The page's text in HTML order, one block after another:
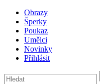
Obrazy
Šperky
Poukaz
Umělci
Novinky
Přihlásit